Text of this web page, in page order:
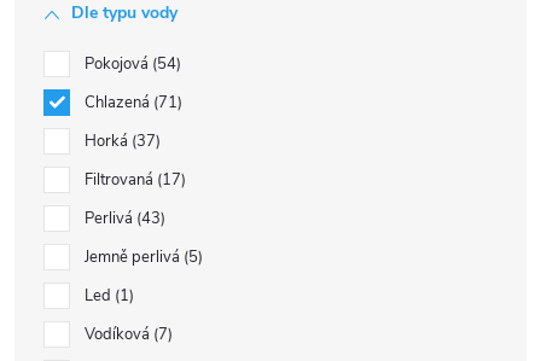
Dle typu vody
Pokojová 54
Chlazená 71
Horká 37
Filtrovaná 17
Perlivá 43
Jemně perlivá 5
Led 1
Vodíková 7